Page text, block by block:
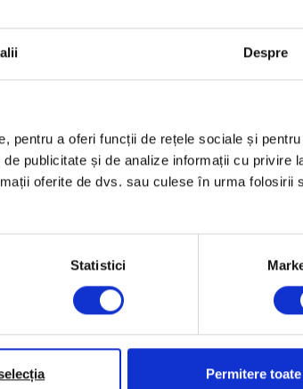
Despre
pentru a oferi funcții de rețele sociale și
publicitate și de analize informații cu privire
oferite de dvs. sau culese în urma folosirii
Statistici
Permitere toate
ți placă și…